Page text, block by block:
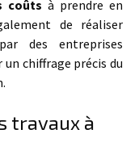
coûts à prendre en
de réaliser
des entreprises
chiffrage précis du
travaux à